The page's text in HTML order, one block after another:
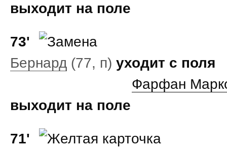
выходит на поле
73'
Бернард (77, п) уходит с поля
Фарфан
выходит на поле
71'